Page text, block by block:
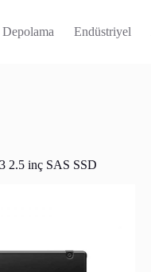
Depolama Endüstriyel
2.5 inç SAS SSD